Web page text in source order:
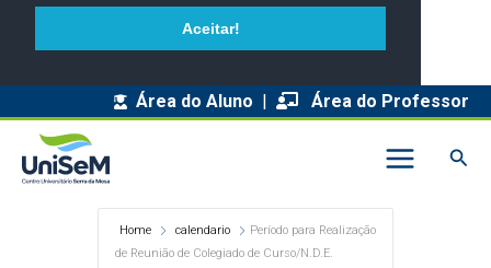
Aceitar!
Área do Aluno | Área do Professor
Home calendario
Período para Realização
de Reunião de Colegiado de Curso/N.D.E.